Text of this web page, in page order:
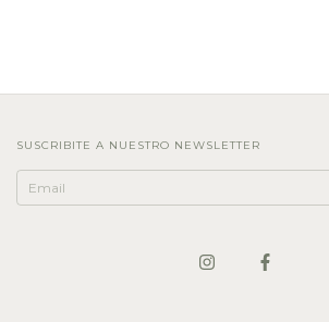
SUSCRIBITE A NUESTRO NEWSLETTER